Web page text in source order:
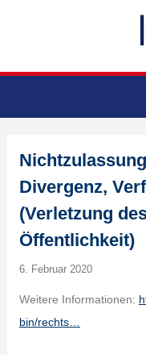
Divergenz,
(Verletzung
Öffentlichkeit)
6. Februar 2020
Weitere Informationen:
bin/rechts…